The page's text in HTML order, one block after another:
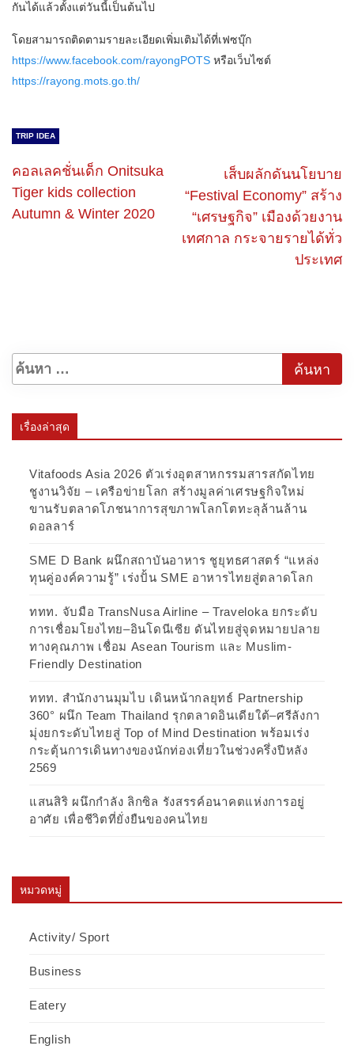
กันได้แล้วตั้งแต่วันนี้เป็นต้นไป
โดยสามารถติดตามรายละเอียดเพิ่มเติมได้ที่เฟซบุ๊ก
https://www.facebook.com/rayongPOTS หรือเว็บไซต์
https://rayong.mots.go.th/
TRIP IDEA
คอลเลคชั่น​เด็ก​ ​Onitsuka
Tiger kids collection
Autumn & Winter 2020
เส็บผลักดันนโยบาย
“Festival Economy” สร้าง
“เศรษฐกิจ” เมืองด้วยงาน
เทศกาล กระจายรายได้ทั่ว
ประเทศ
เรื่องล่าสุด
Vitafoods Asia 2026 ตัวเร่งอุตสาหกรรมสารสกัดไทย
ชูงานวิจัย – เครือข่ายโลก สร้างมูลค่าเศรษฐกิจใหม่
ขานรับตลาดโภชนาการสุขภาพโลกโตทะลุล้านล้าน
ดอลลาร์
SME D Bank ผนึกสถาบันอาหาร ชูยุทธศาสตร์ “แหล่ง
ทุนคู่องค์ความรู้” เร่งปั้น SME อาหารไทยสู่ตลาดโลก
ททท. จับมือ TransNusa Airline – Traveloka ยกระดับ
การเชื่อมโยงไทย–อินโดนีเซีย ดันไทยสู่จุดหมายปลาย
ทางคุณภาพ เชื่อม Asean Tourism และ Muslim-
Friendly Destination
ททท. สำนักงานมุมไบ เดินหน้ากลยุทธ์ Partnership
360° ผนึก Team Thailand รุกตลาดอินเดียใต้–ศรีลังกา
มุ่งยกระดับไทยสู่ Top of Mind Destination พร้อมเร่ง
กระตุ้นการเดินทางของนักท่องเที่ยวในช่วงครึ่งปีหลัง
2569
แสนสิริ ผนึกกำลัง ลิกซิล รังสรรค์อนาคตแห่งการอยู่
อาศัย เพื่อชีวิตที่ยั่งยืนของคนไทย
หมวดหมู่
Activity/ Sport
Business
Eatery
English